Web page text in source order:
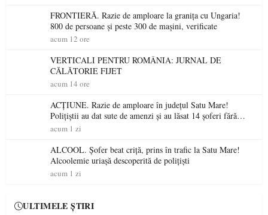
FRONTIERĂ. Razie de amploare la granița cu Ungaria!
800 de persoane și peste 300 de mașini, verificate
acum 12 ore
VERTICALI PENTRU ROMÂNIA: JURNAL DE
CĂLĂTORIE FIJET
acum 14 ore
ACȚIUNE. Razie de amploare în județul Satu Mare!
Polițiștii au dat sute de amenzi și au lăsat 14 șoferi fără
permis într-o singură zi
acum 1 zi
ALCOOL. Șofer beat criță, prins în trafic la Satu Mare!
Alcoolemie uriașă descoperită de polițiști
acum 1 zi
ULTIMELE ȘTIRI